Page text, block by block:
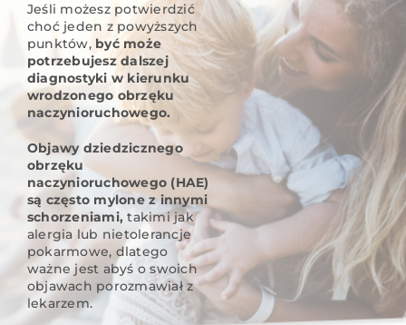
Jeśli możesz potwierdzić
choć jeden z powyższych
punktów, być może
potrzebujesz dalszej
diagnostyki w kierunku
wrodzonego obrzęku
naczynioruchowego.
Objawy dziedzicznego
obrzęku
naczynioruchowego (HAE)
są często mylone z innymi
schorzeniami, takimi jak
alergia lub nietolerancje
pokarmowe, dlatego
ważne jest abyś o swoich
objawach porozmawiał z
lekarzem.